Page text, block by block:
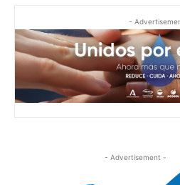
-
- Advertisement -